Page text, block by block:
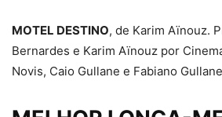
MOTEL DESTINO, de Karim Aïnouz.
Bernardes e Karim Aïnouz por
Novis, Caio Gullane e Fabiano